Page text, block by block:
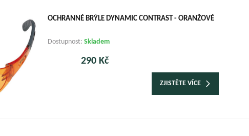
OCHRANNÉ BRÝLE DYNAMIC CONTRAST - ORANŽOVÉ
Dostupnost: Skladem
290 Kč
ZJISTĚTE VÍCE